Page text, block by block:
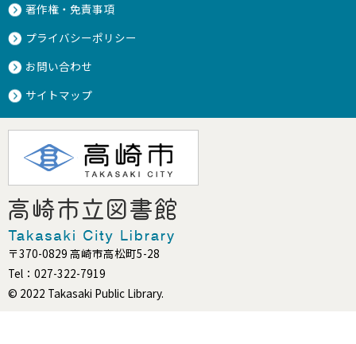
著作権・免責事項
プライバシーポリシー
お問い合わせ
サイトマップ
〒370-0829 高崎市高松町5-28
Tel：027-322-7919
© 2022 Takasaki Public Library.